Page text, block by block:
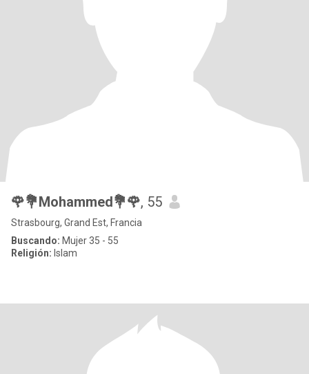
🌹💐Mohammed💐🌹, 55
Strasbourg, Grand Est, Francia
Buscando: Mujer 35 - 55
Religión: Islam